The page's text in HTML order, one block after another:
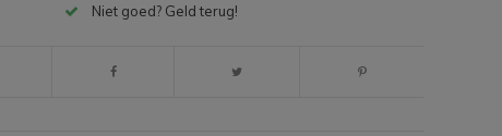
Niet goed? Geld terug!